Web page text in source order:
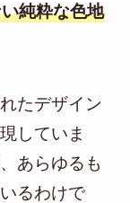
純粋な色地
たデザイン
していま
あらゆるも
るわけで